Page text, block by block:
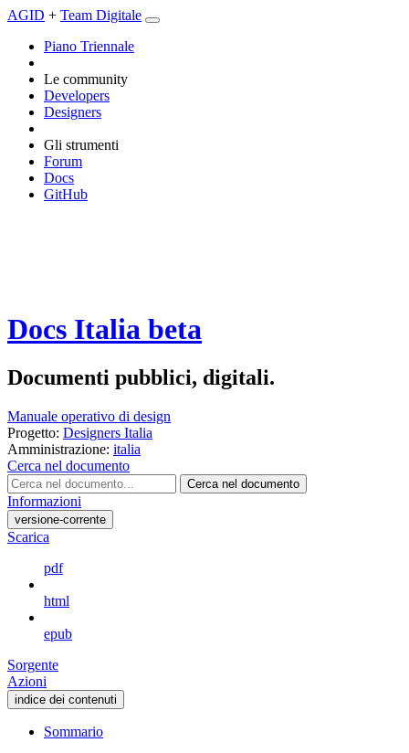
AGID + Team Digitale
Piano Triennale
Le community
Developers
Designers
Gli strumenti
Forum
Docs
GitHub
Docs Italia beta
Documenti pubblici, digitali.
Manuale operativo di design
Progetto: Designers Italia
Amministrazione: italia
Cerca nel documento
Cerca nel documento
Informazioni
versione-corrente
Scarica
pdf
html
epub
Sorgente
Azioni
indice dei contenuti
Sommario